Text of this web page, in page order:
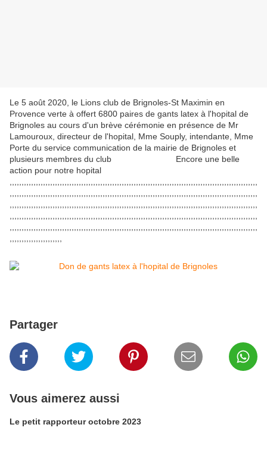
Le 5 août 2020, le Lions club de Brignoles-St Maximin en
Provence verte à offert 6800 paires de gants latex à l'hopital de
Brignoles au cours d'un brève cérémonie en présence de Mr
Lamouroux, directeur de l'hopital, Mme Souply, intendante, Mme
Porte du service communication de la mairie de Brignoles et
plusieurs membres du club Encore une belle
action pour notre hopital
Partager
Vous aimerez aussi
Le petit rapporteur octobre 2023